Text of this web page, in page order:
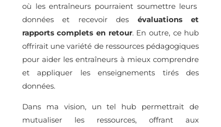
où les entraîneurs pourraient soumettre leurs
données et recevoir des évaluations et
rapports complets en retour. En outre, ce hub
offrirait une variété de ressources pédagogiques
pour aider les entraîneurs à mieux comprendre
et appliquer les enseignements tirés des
données.
Dans ma vision, un tel hub permettrait de
mutualiser les ressources, offrant aux